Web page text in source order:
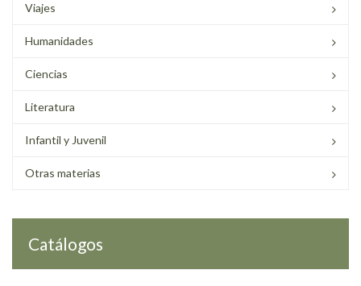
Viajes
Humanidades
Ciencias
Literatura
Infantil y Juvenil
Otras materias
Catálogos